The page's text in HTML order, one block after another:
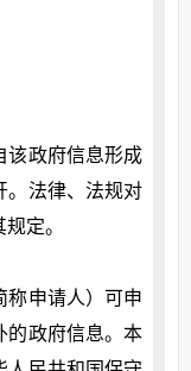
该政府信息形成
。法律、法规对
定。
称申请人）可申
的政府信息。本